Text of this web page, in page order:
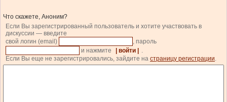
Что скажете, Аноним?
Если Вы зарегистрированный пользователь и хотите участвовать в
дискуссии — введите
свой логин (email)
, пароль
и нажмите
| войти |
.
Если Вы еще не зарегистрировались, зайдите на страницу регистрации.